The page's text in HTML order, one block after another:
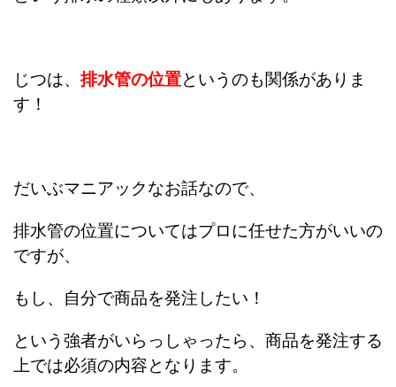
じつは、 排水管の位置というのも関係がありま
す！
だいぶマニアックなお話なので、
排水管の位置についてはプロに任せた方がいいの
ですが、
もし、 自分で商品を発注したい！
という強者がいらっしゃったら、商品を発注する
上では必須の内容となります。